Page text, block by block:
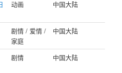
动画 中国大陆
剧情 / 爱情 /
家庭
中国大陆
剧情 中国大陆